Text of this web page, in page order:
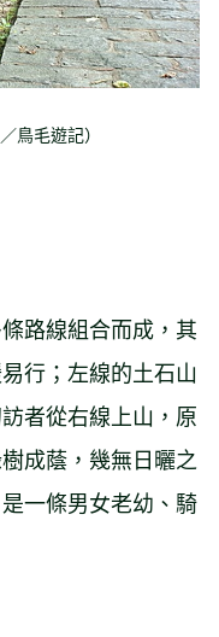
鳥毛遊記）
路線組合而成，其
行；左線的土石山
者從右線上山，原
成蔭，幾無日曬之
一條男女老幼、騎